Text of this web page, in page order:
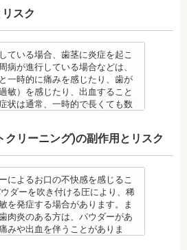
（せっし：上下前歯各4本）、歯
様の場合、発症する事がありま
て歯並びを治していくため、一
状態になることもあります。
再度矯正が必要になることがあ
にご協力いただけない場合、治
場合があります。
に噛めなくなることがありま
など、装置に引っかかるものが
ともあります。
があります。その際は歯科医師
。
が、矯正装置にかなりのストレ
もいます。
装着するため、食べかすが詰ま
訴が起こる場合がありますの
止め等、歯科医師の指示のもと
ます。
見た目に個人差が大きくあらわ
、歯科医師との見解の相違も起
師とよくご相談ください。
と、歯の根が短くなる「歯根吸
が高くなります。
の動きを妨げる癖があった場
があります。
肉が下がる場合（歯肉退縮）が
（せっし：上下前歯各4本）、歯
様の場合、発症する事がありま
期間が数年かかることがありま
に噛めなくなります。また、ガ
引っかかるものが食べられなく
が大きく開かない、食事を噛む
関節症を発症する場合がありま
失調症になることもあります。
箇所が元に戻る場合もありま
部の歯並びにのみ対応できま
ない場合もあります。
や肩のこり、強い倦怠感、吐き
訴が起こる場合がありますの
止め等、歯科医師の指示のもと
ます。
見た目に個人差が大きくあらわ
、歯科医師との見解の相違も起
師とよくご相談ください。
と、歯の根が短くなる「歯根吸
鬆症等、内科的にインプラント
カバリー治療ですが、その欠損
なく、全体のかみ合わせを提案
択するとよいでしょう。
が、麻酔を行うため、手術中に
基本的にありません。
学）
勤講師
苑理事
学）
リーニングだけでは、虫歯や歯
ません。
などは継続して行う必要があり
ていても、落とすことの出来な
となる歯垢・バイオフィルムを
技術によって除去する技術で
命歯学部卒業
病院にて研修
務
スク
ている場合、歯茎に炎症を起こ
病が進行している場合などは、
一時的に痛みを感じたり、歯が
敏）を感じたり、出血すること
状は通常、一時的で長くても数
は歯石が多い人、広範囲に歯石
われるのですが、高音が苦手な
要があります。
のように固くなって歯と歯の間
歯の隙間などにこびりついたも
部の近くにある歯に特に着きや
下の前歯の裏側」や「上の奥歯
クリーニング)の副作用とリスク
によるお口の不快感を感じるこ
ダーを吹き付ける圧により、稀
を発症する場合があります。ま
肉炎のある方は、パウダーがあ
みや出血を伴うことがありま